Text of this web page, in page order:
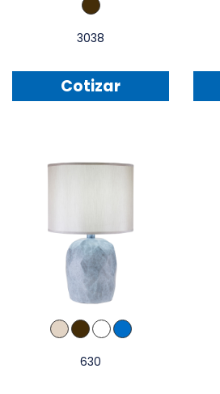
3038
Cotizar
630